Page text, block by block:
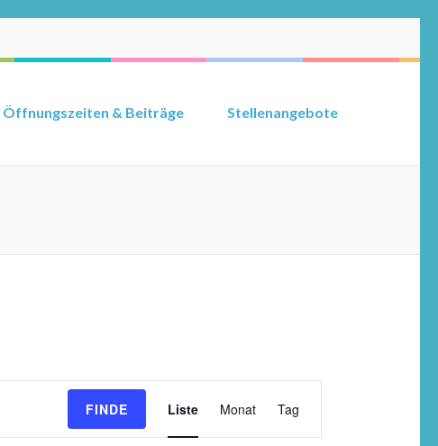
Öffnungszeiten & Beiträge Stellenangebote
FINDE
Ansichten-
Navigation
Liste Monat Tag